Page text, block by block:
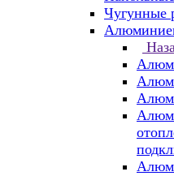
Чугунные